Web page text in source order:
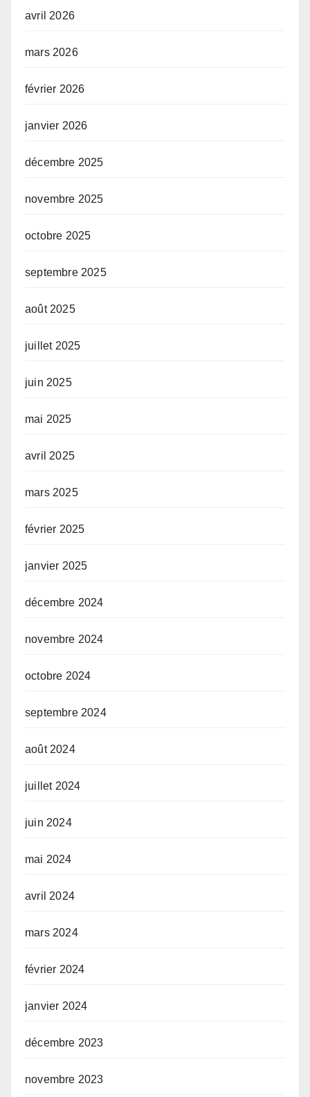
avril 2026
mars 2026
février 2026
janvier 2026
décembre 2025
novembre 2025
octobre 2025
septembre 2025
août 2025
juillet 2025
juin 2025
mai 2025
avril 2025
mars 2025
février 2025
janvier 2025
décembre 2024
novembre 2024
octobre 2024
septembre 2024
août 2024
juillet 2024
juin 2024
mai 2024
avril 2024
mars 2024
février 2024
janvier 2024
décembre 2023
novembre 2023